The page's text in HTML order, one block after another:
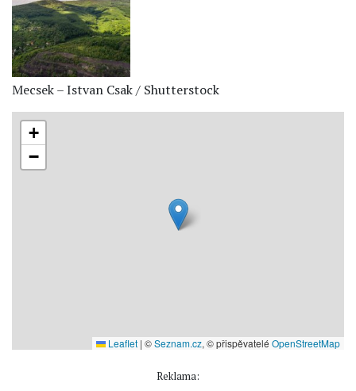
Mecsek – Istvan Csak / Shutterstock
+
−
Leaflet | ©Seznam.cz, © přispěvatelé OpenStreetMap
Reklama: